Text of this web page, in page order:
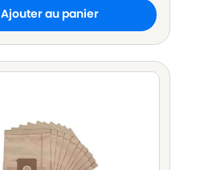
Ajouter au panier